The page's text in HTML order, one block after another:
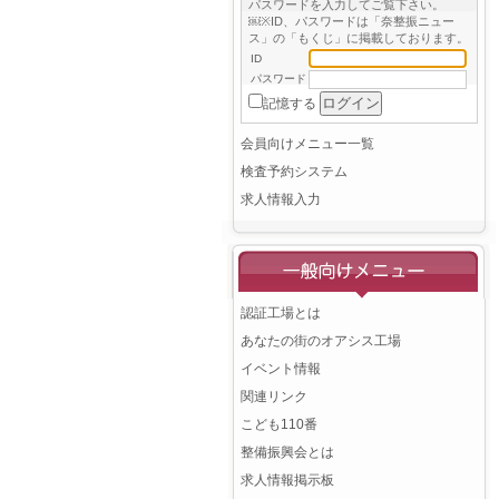
パスワードを入力してご覧下さい。
￼※ID、パスワードは「奈整振ニュー
ス」の「もくじ」に掲載しております。
ID
パスワード
記憶する
会員向けメニュー一覧
検査予約システム
求人情報入力
認証工場とは
あなたの街のオアシス工場
イベント情報
関連リンク
こども110番
整備振興会とは
求人情報掲示板